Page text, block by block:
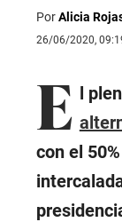
PorAlicia
26/06/2020,
E l
con el